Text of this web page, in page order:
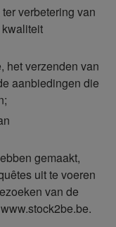
verbetering van
het verzenden van
aanbiedingen die
gemaakt,
uit te voeren
van de